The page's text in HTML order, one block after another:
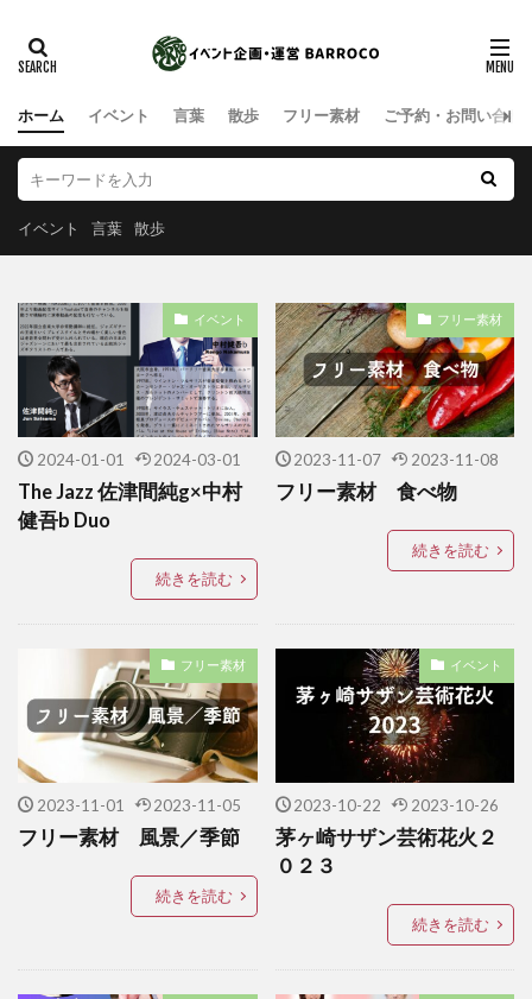
ホーム イベント 言葉 散歩 フリー素材 ご予約・お問い合わ
イベント 言葉 散歩
イベント
2024-01-01 2024-03-01
The Jazz 佐津間純g×中村
健吾b Duo
続きを読む
フリー素材
2023-11-07 2023-11-08
フリー素材 食べ物
続きを読む
フリー素材
2023-11-01 2023-11-05
フリー素材 風景／季節
続きを読む
イベント
2023-10-22 2023-10-26
茅ヶ崎サザン芸術花火２
０２３
続きを読む